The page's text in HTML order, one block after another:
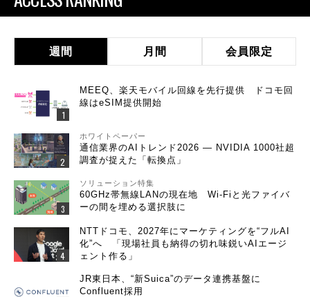
週間 月間 会員限定
MEEQ、楽天モバイル回線を先行提供 ドコモ回
線はeSIM提供開始
ホワイトペーパー
通信業界のAIトレンド2026 ― NVIDIA 1000社超
調査が捉えた「転換点」
ソリューション特集
60GHz帯無線LANの現在地 Wi-Fiと光ファイバ
ーの間を埋める選択肢に
NTTドコモ、2027年にマーケティングを“フルAI
化”へ 「現場社員も納得の切れ味鋭いAIエージ
ェント作る」
JR東日本、“新Suica”のデータ連携基盤に
Confluent採用